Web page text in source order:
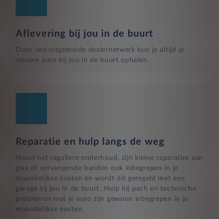
Aflevering bij jou in de buurt
Door ons uitgebreide dealernetwerk kun je altijd je
nieuwe auto bij jou in de buurt ophalen.
Reparatie en hulp langs de weg
Naast het reguliere onderhoud, zijn kleine reparaties aan
glas of vervangende banden ook inbegrepen in je
maandelijkse kosten en wordt dit geregeld met een
garage bij jou in de buurt. Hulp bij pech en technische
problemen met je auto zijn gewoon inbegrepen in je
maandelijkse kosten.